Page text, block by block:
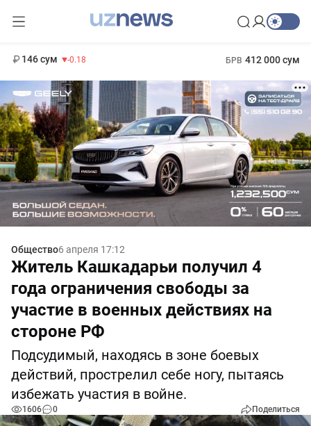
146 сум -0.18 БРВ 412 000 сум
Общество6 апреля 17:12
Житель Кашкадарьи получил 4
года ограничения свободы за
участие в военных действиях на
стороне РФ
Подсудимый, находясь в зоне боевых
действий, прострелил себе ногу, пытаясь
избежать участия в войне.
1606 0 Поделиться